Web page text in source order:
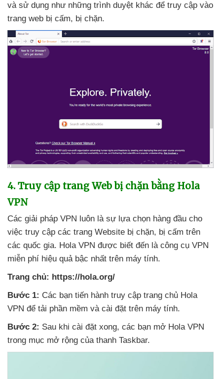
và sử dụng như những trình duyệt khác để truy cập vào
trang web bị cấm, bị chặn.
4. Truy cập trang Web bị chặn bằng Hola
VPN
Các giải pháp VPN luôn là sự lựa chọn hàng đầu cho
việc truy cập các trang Website bị chặn, bị cấm trên
các quốc gia. Hola VPN được biết đến là công cụ VPN
miễn phí hiệu quả bậc nhất trên máy tính.
Trang chủ: https://hola.org/
Bước 1: Các bạn tiến hành truy cập trang chủ Hola
VPN để tải phần mềm và cài đặt trên máy tính.
Bước 2: Sau khi cài đặt xong, các bạn mở Hola VPN
trong mục mở rộng của thanh Taskbar.